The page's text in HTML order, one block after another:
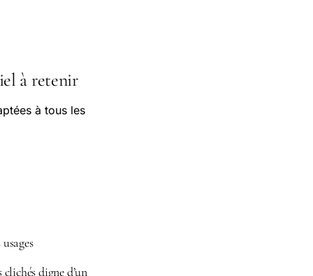
à retenir
à tous les
digne d’un